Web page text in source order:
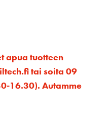
apua tuotteen
tai soita 09
16.30). Autamme